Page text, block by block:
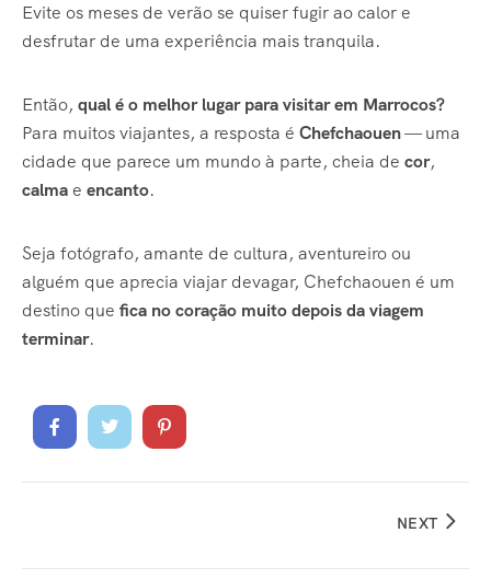
Evite os meses de verão se quiser fugir ao calor e
desfrutar de uma experiência mais tranquila.
Então, qual é o melhor lugar para visitar em Marrocos?
Para muitos viajantes, a resposta é Chefchaouen— uma
cidade que parece um mundo à parte, cheia de cor,
calmae encanto.
Seja fotógrafo, amante de cultura, aventureiro ou
alguém que aprecia viajar devagar, Chefchaouen é um
destino que fica no coração muito depois da viagem
terminar.
NEXT